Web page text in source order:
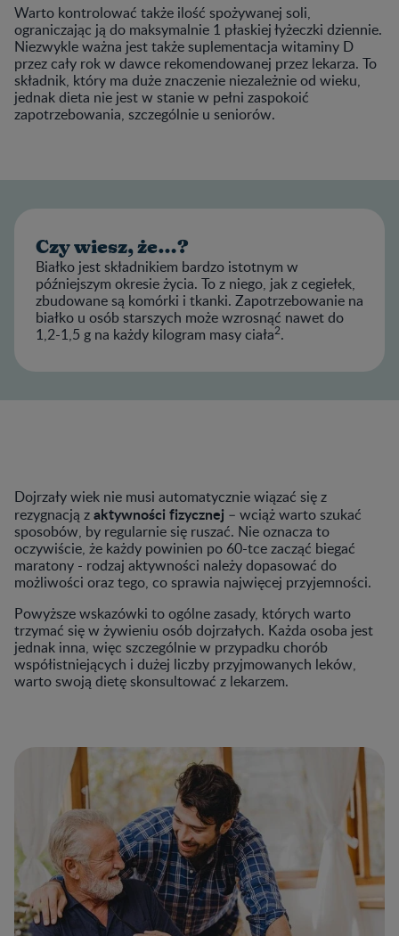
Warto kontrolować także ilość spożywanej soli,
ograniczając ją do maksymalnie 1 płaskiej łyżeczki dziennie.
Niezwykle ważna jest także suplementacja witaminy D
przez cały rok w dawce rekomendowanej przez lekarza. To
składnik, który ma duże znaczenie niezależnie od wieku,
jednak dieta nie jest w stanie w pełni zaspokoić
zapotrzebowania, szczególnie u seniorów.
Czy wiesz, że…?
Białko jest składnikiem bardzo istotnym w
późniejszym okresie życia. To z niego, jak z cegiełek,
zbudowane są komórki i tkanki. Zapotrzebowanie na
białko u osób starszych może wzrosnąć nawet do
1,2-1,5 g na każdy kilogram masy ciała2.
Dojrzały wiek nie musi automatycznie wiązać się z
rezygnacją zaktywności fizycznej – wciąż warto szukać
sposobów, by regularnie się ruszać. Nie oznacza to
oczywiście, że każdy powinien po 60-tce zacząć biegać
maratony - rodzaj aktywności należy dopasować do
możliwości oraz tego, co sprawia najwięcej przyjemności.
Powyższe wskazówki to ogólne zasady, których warto
trzymać się w żywieniu osób dojrzałych. Każda osoba jest
jednak inna, więc szczególnie w przypadku chorób
współistniejących i dużej liczby przyjmowanych leków,
warto swoją dietę skonsultować z lekarzem.